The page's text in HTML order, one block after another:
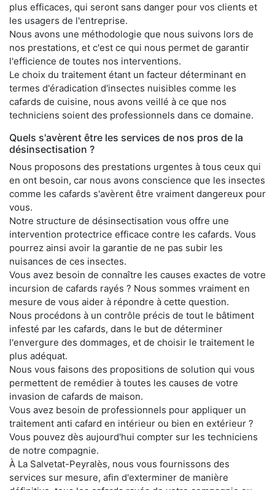
plus efficaces, qui seront sans danger pour vos clients et
les usagers de l'entreprise.
Nous avons une méthodologie que nous suivons lors de
nos prestations, et c'est ce qui nous permet de garantir
l'efficience de toutes nos interventions.
Le choix du traitement étant un facteur déterminant en
termes d'éradication d'insectes nuisibles comme les
cafards de cuisine, nous avons veillé à ce que nos
techniciens soient des professionnels dans ce domaine.
Quels s'avèrent être les services de nos pros de la
désinsectisation ?
Nous proposons des prestations urgentes à tous ceux qui
en ont besoin, car nous avons conscience que les insectes
comme les cafards s'avèrent être vraiment dangereux pour
vous.
Notre structure de désinsectisation vous offre une
intervention protectrice efficace contre les cafards. Vous
pourrez ainsi avoir la garantie de ne pas subir les
nuisances de ces insectes.
Vous avez besoin de connaître les causes exactes de votre
incursion de cafards rayés ? Nous sommes vraiment en
mesure de vous aider à répondre à cette question.
Nous procédons à un contrôle précis de tout le bâtiment
infesté par les cafards, dans le but de déterminer
l'envergure des dommages, et de choisir le traitement le
plus adéquat.
Nous vous faisons des propositions de solution qui vous
permettent de remédier à toutes les causes de votre
invasion de cafards de maison.
Vous avez besoin de professionnels pour appliquer un
traitement anti cafard en intérieur ou bien en extérieur ?
Vous pouvez dès aujourd'hui compter sur les techniciens
de notre compagnie.
À La Salvetat-Peyralès, nous vous fournissons des
services sur mesure, afin d'exterminer de manière